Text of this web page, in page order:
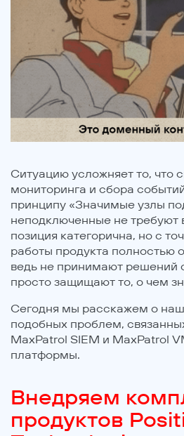
Ситуацию усложняет то, что
мониторинга и сбора
принципу «Значимые узлы
неподключенные не требуют
позиция категорична, но с
работы продукта полностью
ведь не принимают решений
просто защищают то, о чем
Сегодня мы расскажем о
подобных проблем,
MaxPatrol SIEM и MaxPatrol
платформы.
Внедряем
продуктов